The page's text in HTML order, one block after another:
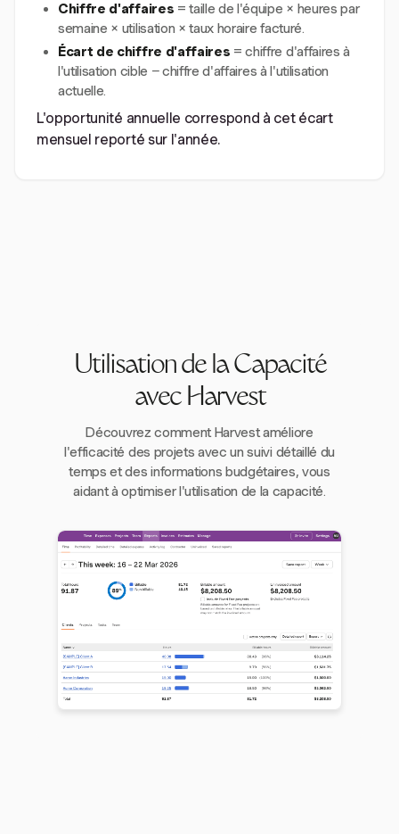
Chiffre d'affaires = taille de l'équipe × heures par
semaine × utilisation × taux horaire facturé.
Écart de chiffre d'affaires = chiffre d'affaires à
l'utilisation cible − chiffre d'affaires à l'utilisation
actuelle.
L'opportunité annuelle correspond à cet écart
mensuel reporté sur l'année.
Utilisation de la Capacité
avec Harvest
Découvrez comment Harvest améliore
l'efficacité des projets avec un suivi détaillé du
temps et des informations budgétaires, vous
aidant à optimiser l'utilisation de la capacité.